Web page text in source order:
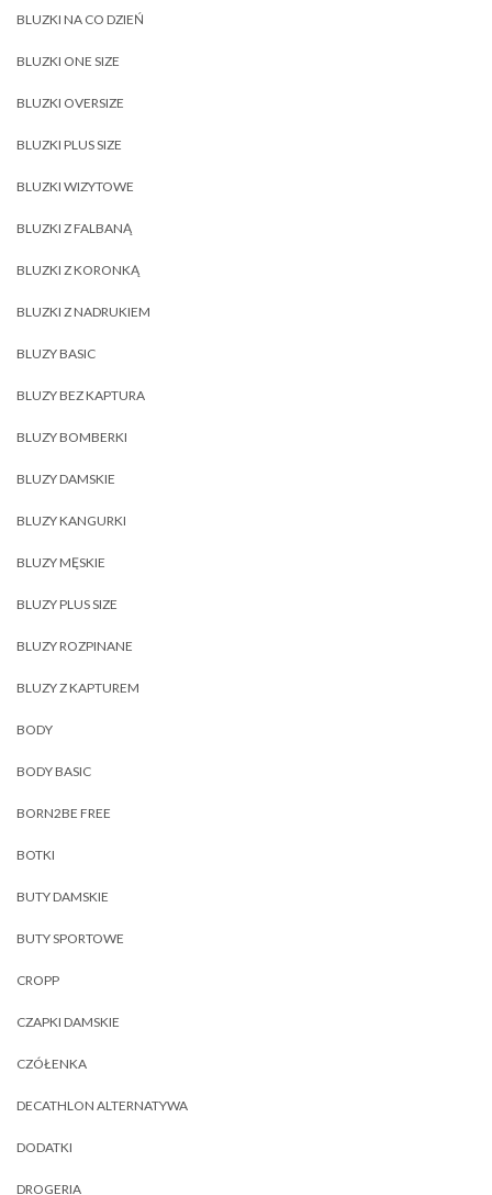
BLUZKI NA CO DZIEŃ
BLUZKI ONE SIZE
BLUZKI OVERSIZE
BLUZKI PLUS SIZE
BLUZKI WIZYTOWE
BLUZKI Z FALBANĄ
BLUZKI Z KORONKĄ
BLUZKI Z NADRUKIEM
BLUZY BASIC
BLUZY BEZ KAPTURA
BLUZY BOMBERKI
BLUZY DAMSKIE
BLUZY KANGURKI
BLUZY MĘSKIE
BLUZY PLUS SIZE
BLUZY ROZPINANE
BLUZY Z KAPTUREM
BODY
BODY BASIC
BORN2BE FREE
BOTKI
BUTY DAMSKIE
BUTY SPORTOWE
CROPP
CZAPKI DAMSKIE
CZÓŁENKA
DECATHLON ALTERNATYWA
DODATKI
DROGERIA